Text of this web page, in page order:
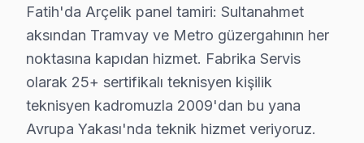
Hırka-i Şerif bölgesindeki Arçelik kullanıcıları için
Arçelik Servis Merkezi →
Hobyar Arçelik Servis
Arçelik marka TV'niz Hobyar'de çalışmıyorsa teknik
Fatih'da Arçelik panel tamiri: Sultanahmet
aksından Tramvay ve Metro güzergahının her
noktasına kapıdan hizmet. Fabrika Servis
olarak 25+ sertifikalı teknisyen kişilik
teknisyen kadromuzla 2009'dan bu yana
Avrupa Yakası'nda teknik hizmet veriyoruz.